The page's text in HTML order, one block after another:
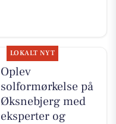
LOKALT NYT
Oplev
solformørkelse på
Øksnebjerg med
eksperter og